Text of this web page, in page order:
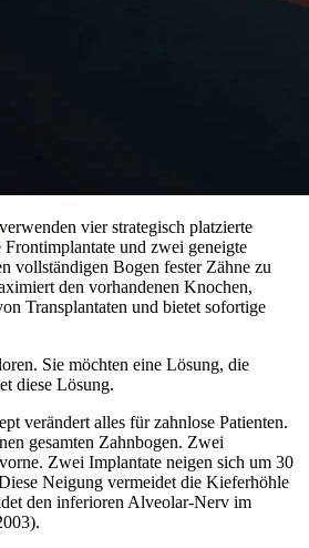
verwenden vier strategisch platzierte
und zwei geneigte
vollständigen Bogen fester Zähne zu
den vorhandenen Knochen,
Transplantaten und bietet sofortige
Sie möchten eine Lösung, die
diese Lösung.
verändert alles für zahnlose Patienten.
gesamten Zahnbogen. Zwei
Zwei Implantate neigen sich um 30
Neigung vermeidet die Kieferhöhle
den inferioren Alveolar-Nerv im